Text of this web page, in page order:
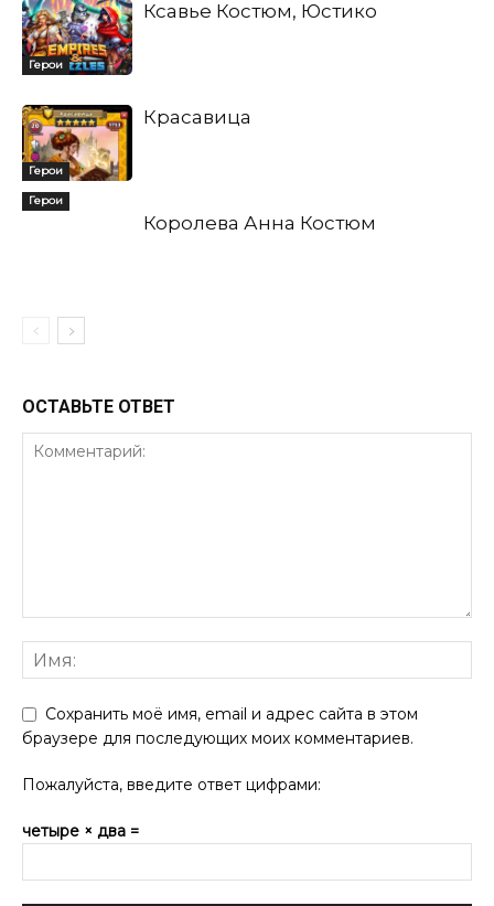
Герои
Ксавье Костюм, Юстико
Герои
Красавица
Герои
Королева Анна Костюм
ОСТАВЬТЕ ОТВЕТ
Сохранить моё имя, email и адрес сайта в этом
браузере для последующих моих комментариев.
Пожалуйста, введите ответ цифрами:
четыре × два =